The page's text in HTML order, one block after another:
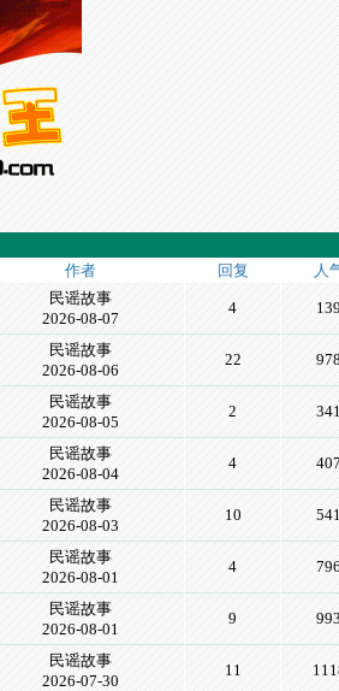
作者 回复 人
民谣故事
2026-08-07
4 139
民谣故事
2026-08-06
22 978
民谣故事
2026-08-05
2 341
民谣故事
2026-08-04
4 407
民谣故事
2026-08-03
10 541
民谣故事
2026-08-01
4 796
民谣故事
2026-08-01
9 993
民谣故事
2026-07-30
11